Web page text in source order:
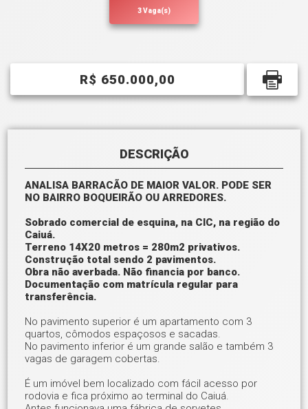
3 Vaga(s)
R$ 650.000,00
DESCRIÇÃO
ANALISA BARRACÃO DE MAIOR VALOR. PODE SER
NO BAIRRO BOQUEIRÃO OU ARREDORES.
Sobrado comercial de esquina, na CIC, na região do
Caiuá.
Terreno 14X20 metros = 280m2 privativos.
Construção total sendo 2 pavimentos.
Obra não averbada. Não financia por banco.
Documentação com matrícula regular para
transferência.
No pavimento superior é um apartamento com 3
quartos, cômodos espaçosos e sacadas.
No pavimento inferior é um grande salão e também 3
vagas de garagem cobertas.
É um imóvel bem localizado com fácil acesso por
rodovia e fica próximo ao terminal do Caiuá.